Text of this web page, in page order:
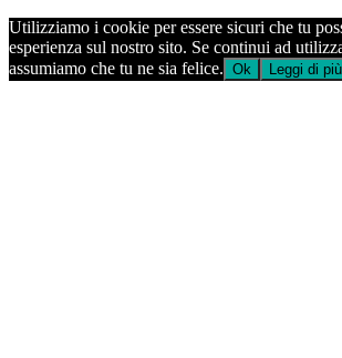
Utilizziamo i cookie per essere sicuri che tu
esperienza sul nostro sito. Se continui ad
assumiamo che tu ne sia felice. Ok Leggi di più